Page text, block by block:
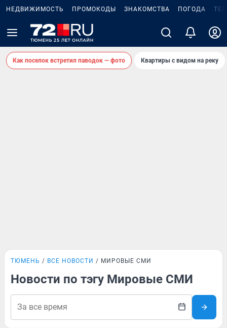
НЕДВИЖИМОСТЬ ПРОМОКОДЫ ЗНАКОМСТВА ПОГОДА
Как поселок встретил паводок — фото Квартиры с видом на реку
ТЮМЕНЬ ВСЕ НОВОСТИ МИРОВЫЕ СМИ
Новости по тэгу Мировые СМИ